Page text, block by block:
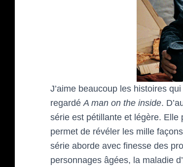
J’aime beaucoup les histoires
regardéA man on the inside.
série est pétillante et légère.
permet de révéler les mille
série aborde avec finesse des
personnages âgées, la maladie